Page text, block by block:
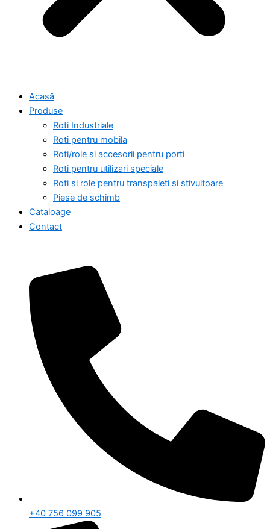
Acasă
Produse
Roti Industriale
Roti pentru mobila
Roti/role si accesorii pentru porti
Roti pentru utilizari speciale
Roti si role pentru transpaleti si stivuitoare
Piese de schimb
Cataloage
Contact
+40 756 099 905